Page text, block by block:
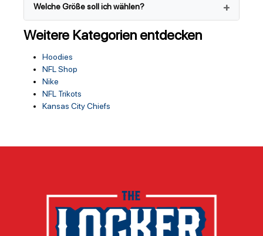
Welche Größe soll ich wählen?
Weitere Kategorien entdecken
Hoodies
NFL Shop
Nike
NFL Trikots
Kansas City Chiefs